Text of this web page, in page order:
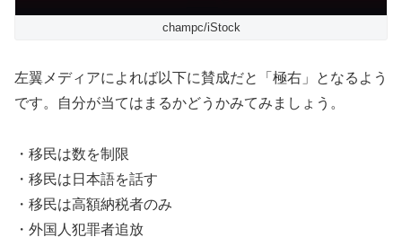
champc/iStock
左翼メディアによれば以下に賛成だと「極右」となるよう
です。自分が当てはまるかどうかみてみましょう。
・移民は数を制限
・移民は日本語を話す
・移民は高額納税者のみ
・外国人犯罪者追放